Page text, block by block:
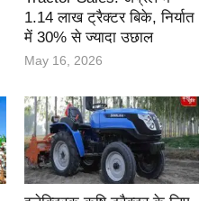
1.14 लाख ट्रैक्टर बिके, निर्यात
में 30% से ज्यादा उछाल
May 16, 2026